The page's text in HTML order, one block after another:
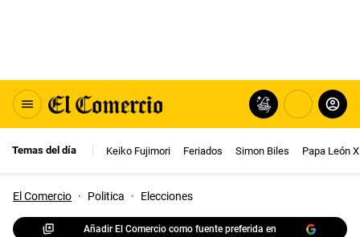
Temas del día Keiko Fujimori Feriados Simon Biles Papa León
El Comercio · Politica · Elecciones
Añadir El Comercio como fuente preferida en